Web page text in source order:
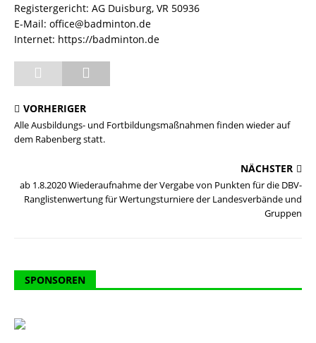
Registergericht: AG Duisburg, VR 50936
E-Mail: office@badminton.de
Internet: https://badminton.de
VORHERIGER
Alle Ausbildungs- und Fortbildungsmaßnahmen finden wieder auf
dem Rabenberg statt.
NÄCHSTER
ab 1.8.2020 Wiederaufnahme der Vergabe von Punkten für die DBV-
Ranglistenwertung für Wertungsturniere der Landesverbände und
Gruppen
SPONSOREN